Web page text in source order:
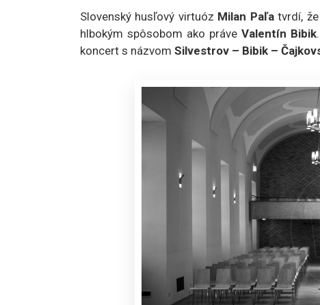
Slovenský husľový virtuóz Milan Paľatvrdí, že
hlbokým spôsobom ako práveValentín Bibik
koncert s názvom Silvestrov – Bibik –